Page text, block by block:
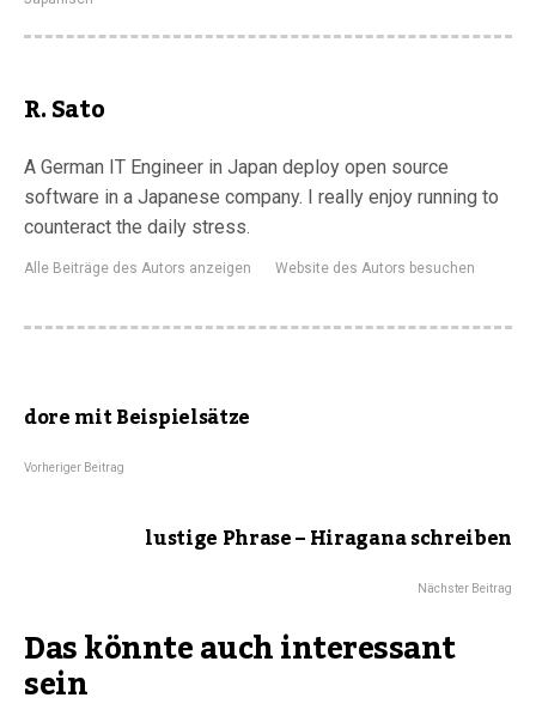
R. Sato
A German IT Engineer in Japan deploy open source
software in a Japanese company. I really enjoy running to
counteract the daily stress.
Alle Beiträge des Autors anzeigen Website des Autors besuchen
dore mit Beispielsätze
Vorheriger Beitrag
lustige Phrase – Hiragana schreiben
Nächster Beitrag
Das könnte auch interessant
sein